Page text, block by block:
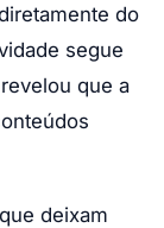
do
segue
que a
deixam